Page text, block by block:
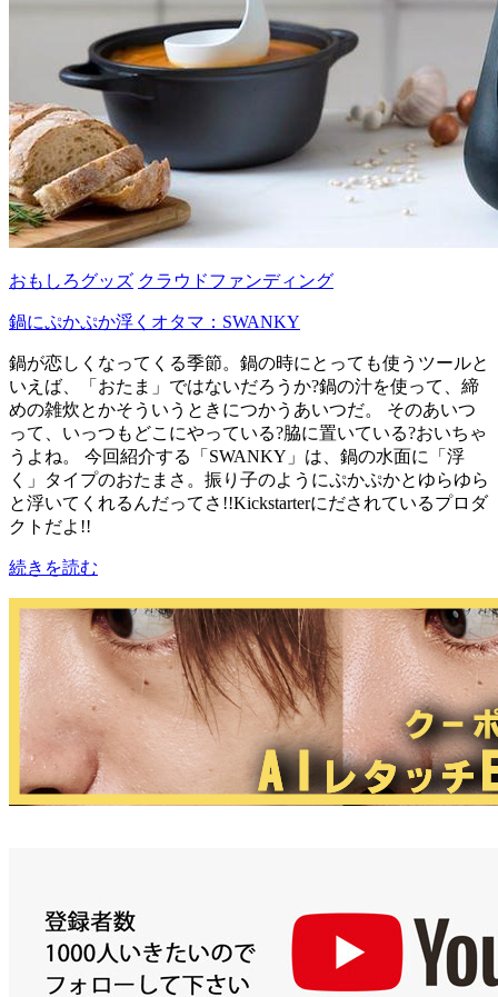
おもしろグッズ クラウドファンディング
鍋にぷかぷか浮くオタマ：SWANKY
鍋が恋しくなってくる季節。鍋の時にとっても使うツールと
いえば、「おたま」ではないだろうか?鍋の汁を使って、締
めの雑炊とかそういうときにつかうあいつだ。 そのあいつ
って、いっつもどこにやっている?脇に置いている?おいちゃ
うよね。 今回紹介する「SWANKY」は、鍋の水面に「浮
く」タイプのおたまさ。振り子のようにぷかぷかとゆらゆら
と浮いてくれるんだってさ!!Kickstarterにだされているプロダ
クトだよ!!
続きを読む